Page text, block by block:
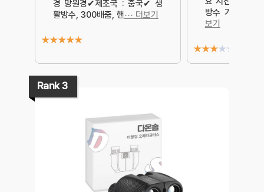
경 망원경✔제조국 : 중국✔ 생
활방수, 300배줌, 핸⋯ 더보기
★★★★★
방수 기능 있다
보기
★★★★★
Rank 3